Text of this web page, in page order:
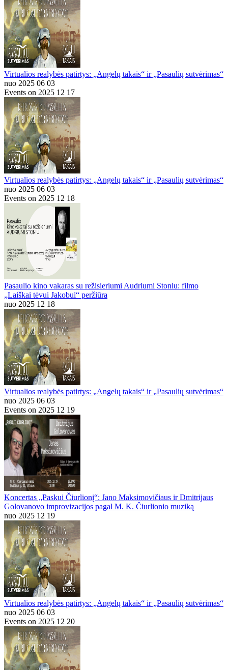
Virtualios realybės patirtys: „Angelų takais“ ir „Pasaulių sutvėrimas“
nuo 2025 06 03
Events on 2025 12 17
Virtualios realybės patirtys: „Angelų takais“ ir „Pasaulių sutvėrimas“
nuo 2025 06 03
Events on 2025 12 18
Pasaulio kino vakaras su režisieriumi Audriumi Stoniu: filmo
„Laiškai tėvui Jakobui“ peržiūra
nuo 2025 12 18
Virtualios realybės patirtys: „Angelų takais“ ir „Pasaulių sutvėrimas“
nuo 2025 06 03
Events on 2025 12 19
Koncertas „Paskui Čiurlionį“: Jano Maksimovičiaus ir Dmitrijaus
Golovanovo improvizacijos pagal M. K. Čiurlionio muziką
nuo 2025 12 19
Virtualios realybės patirtys: „Angelų takais“ ir „Pasaulių sutvėrimas“
nuo 2025 06 03
Events on 2025 12 20